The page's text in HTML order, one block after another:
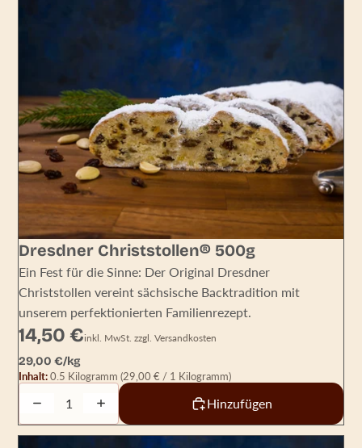
Dresdner Christstollen® 500g
Ein Fest für die Sinne: Der Original Dresdner
Christstollen vereint sächsische Backtradition mit
unserem perfektionierten Familienrezept.
14,50 €
Grundpreis
29,00 €/kg
inkl. MwSt. zzgl. Versandkosten
Inhalt:0.5 Kilogramm(29,00 € / 1 Kilogramm)
Decrease quantityIncrease quantity Hinzufügen